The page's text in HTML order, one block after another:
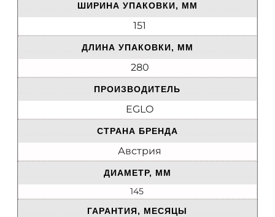
ШИРИНА УПАКОВКИ, ММ
151
ДЛИНА УПАКОВКИ, ММ
280
ПРОИЗВОДИТЕЛЬ
EGLO
СТРАНА БРЕНДА
Австрия
ДИАМЕТР, ММ
145
ГАРАНТИЯ, МЕСЯЦЫ